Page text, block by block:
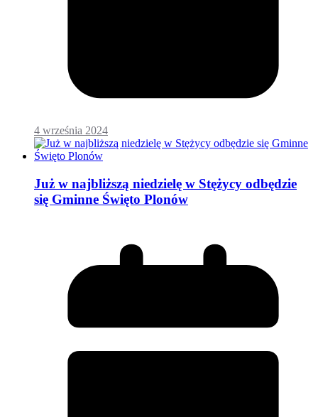
4 września 2024
Już w najbliższą niedzielę w Stężycy odbędzie
się Gminne Święto Plonów